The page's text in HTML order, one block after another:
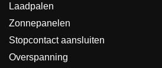
Laadpalen
Zonnepanelen
Stopcontact aansluiten
Overspanning